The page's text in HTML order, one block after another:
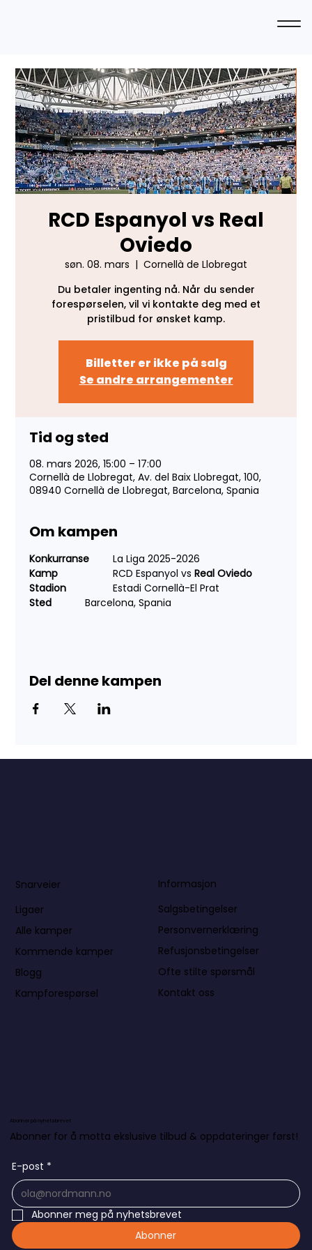
RCD Espanyol vs Real
Oviedo
søn. 08. mars
  |
Cornellà de Llobregat
Du betaler ingenting nå. Når du sender
forespørselen, vil vi kontakte deg med et
pristilbud for ønsket kamp.
Billetter er ikke på salg
Se andre arrangementer
Tid og sted
08. mars 2026, 15:00 – 17:00
Cornellà de Llobregat, Av. del Baix Llobregat, 100,
08940 Cornellà de Llobregat, Barcelona, Spania
Om kampen
Konkurranse
	La Liga 2025-2026
Kamp
		RCD Espanyol vs
Real Oviedo
	Estadi Cornellà-El Prat
Sted
		Barcelona, Spania
Del denne kampen
Snarveier
Ligaer
Alle kamper
Kommende kamper
Blogg
Kampforespørsel
Informasjon
Salgsbetingelser
Personvernerklæring
Refusjonsbetingelser
Ofte stilte spørsmål
Kontakt oss
Abonner på nyhetsbrevet
Abonner for å motta ekslusive tilbud & oppdateringer først!
E-post *
Abonner meg på nyhetsbrevet
Abonner